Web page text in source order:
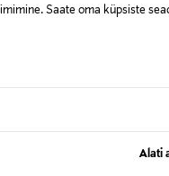
Saate oma küpsiste
Alati